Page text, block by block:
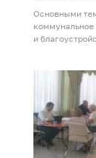
Основными
коммунальное
и